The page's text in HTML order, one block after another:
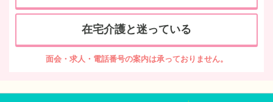
在宅介護と迷っている
面会・求人・電話番号の案内は承っておりません。